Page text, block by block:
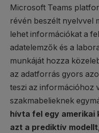
Microsoft Teams
révén beszélt nyelvvel
lehet információkat a
adatelemzők és a
munkáját hozza
az adatforrás gyors
teszi az információhoz
szakmabelieknek
hívta fel egy
azt a prediktív